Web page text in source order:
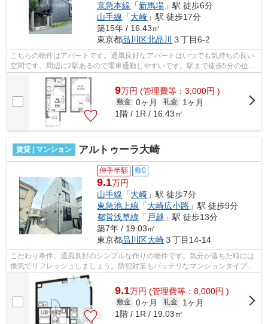
京急本線 「新馬場 」駅 徒歩6分
山手線 「大崎 」駅 徒歩17分
築15年 / 16.43㎡
東京都品川区北品川 ３丁目6-2
こちらの物件はアパートです。通風良好なアパートはいつでも気持ちの良い
空間です。周辺に2駅あるので電車通勤しやすいです。駅まで徒歩5分の位置
に立地する、アクセス良好な物件です...
9万円 (管理費等：3,000円 )
敷金 0ヶ月 礼金
1ヶ月
1階 / 1R / 16.43㎡
賃貸 | マンション アルトゥーラ大崎
仲手半額 敷0
9.1万円
山手線 「大崎 」駅 徒歩7分
東急池上線 「大崎広小路 」駅 徒歩9分
都営浅草線 「 戸越 」駅 徒歩13分
築7年 / 19.03㎡
東京都品川区大崎３丁目14-14
こだわり条件、通風良好のシンプルな作りの物件です。気分が落ちた時には
換気でリフレッシュしましょう。防犯対策もバッチリなマンションタイプの
物件です。近くに2駅ある、アクセスが...
9.1万円 (管理費等：8,000円 )
敷金 0ヶ月 礼金
1ヶ月
1階 / 1R / 19.03㎡